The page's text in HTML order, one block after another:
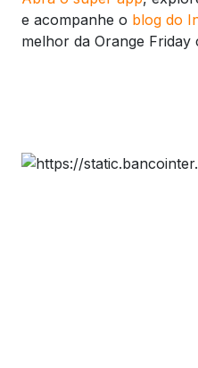
e acompanhe o blog do
melhor da Orange Friday